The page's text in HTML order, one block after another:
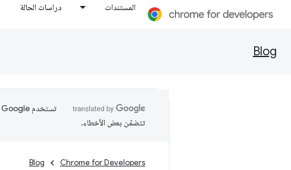
المستندات دراسات الحالة
Blog
تتضمّن بعض الأخطاء.
Chrome for Developers
Blog